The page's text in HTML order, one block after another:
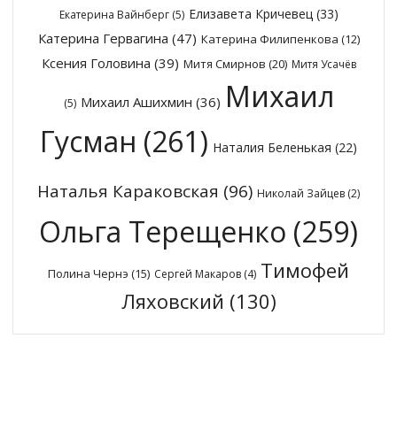
Екатерина Вайнберг(5) Елизавета Кричевец(33)
Катерина Гервагина (47) Катерина Филипенкова (12)
Ксения Головина (39) Митя Смирнов (20) Митя Усачёв
(5) Михаил Ашихмин (36) Михаил
Гусман (261) Наталия Беленькая (22)
Наталья Караковская (96) Николай Зайцев (2)
Ольга Терещенко (259)
Полина Чернэ (15) Сергей Макаров (4) Тимофей
Ляховский (130)